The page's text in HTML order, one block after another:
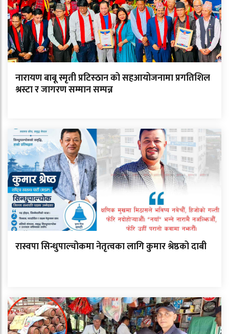
नारायण बाबू स्मृती प्रटिस्ठान को सहआयोजनामा प्रगतिशिल
श्रस्टा र जागरण सम्मान सम्पन्न
रास्वपा सिन्धुपाल्चोकमा नेतृत्वका लागि कुमार श्रेष्ठको दाबी